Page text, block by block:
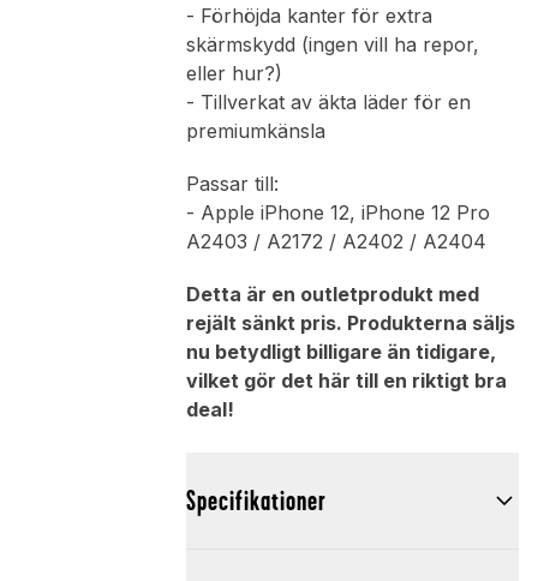
- Förhöjda kanter för extra
skärmskydd (ingen vill ha repor,
eller hur?)
- Tillverkat av äkta läder för en
premiumkänsla
Passar till:
- Apple iPhone 12, iPhone 12 Pro
A2403 / A2172 / A2402 / A2404
Detta är en outletprodukt med
rejält sänkt pris. Produkterna säljs
nu betydligt billigare än tidigare,
vilket gör det här till en riktigt bra
deal!
Specifikationer